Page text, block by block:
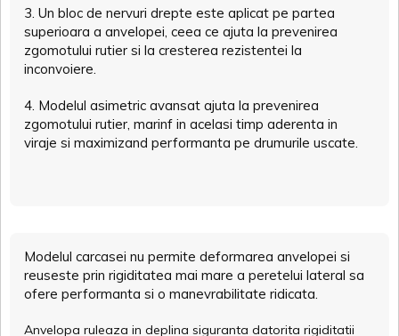
3. Un bloc de nervuri drepte este aplicat pe partea
superioara a anvelopei, ceea ce ajuta la prevenirea
zgomotului rutier si la cresterea rezistentei la
inconvoiere.
4. Modelul asimetric avansat ajuta la prevenirea
zgomotului rutier, marinf in acelasi timp aderenta in
viraje si maximizand performanta pe drumurile uscate.
Modelul carcasei nu permite deformarea anvelopei si
reuseste prin rigiditatea mai mare a peretelui lateral sa
ofere performanta si o manevrabilitate ridicata.
Anvelopa ruleaza in deplina siguranta datorita rigiditatii